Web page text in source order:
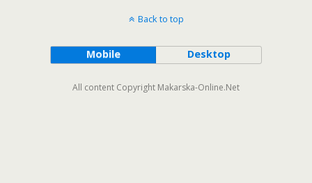
Back to top
Mobile Desktop
All content Copyright Makarska-Online.Net